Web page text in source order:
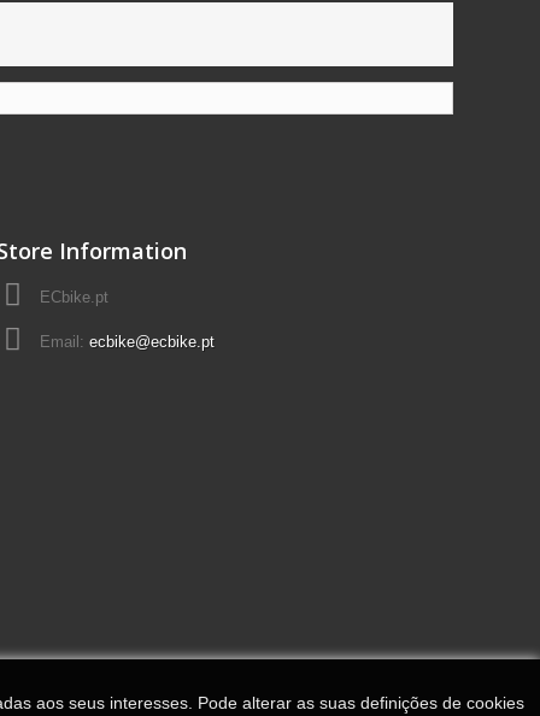
Information
ECbike.pt
Email: ecbike@ecbike.pt
aos seus interesses. Pode alterar as suas definições de cookies